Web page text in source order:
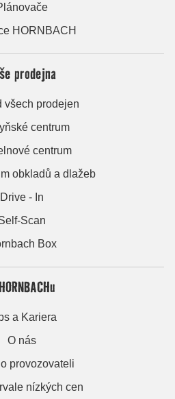
HORNBACH
prodejna
všech prodejen
centrum
centrum
obkladů a dlažeb
Drive - In
Scan
Box
a Kariera
O nás
provozovateli
nízkých cen